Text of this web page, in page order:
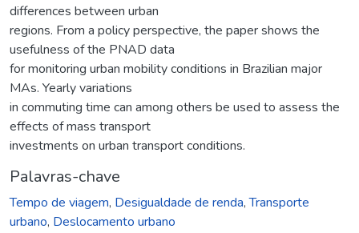
differences between urban
regions. From a policy perspective, the paper shows the
usefulness of the PNAD data
for monitoring urban mobility conditions in Brazilian major
MAs. Yearly variations
in commuting time can among others be used to assess the
effects of mass transport
investments on urban transport conditions.
Palavras-chave
Tempo de viagem, Desigualdade de renda,Transporte
urbano, Deslocamento urbano